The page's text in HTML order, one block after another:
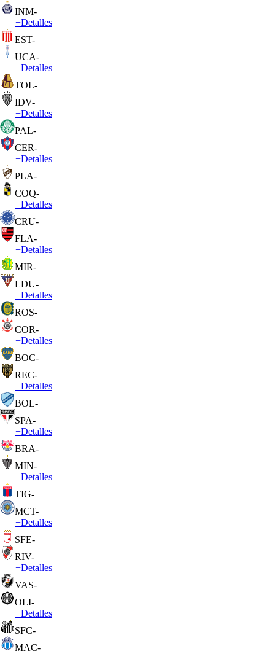
INM-
+Detalles
EST-
UCA-
+Detalles
TOL-
IDV-
+Detalles
PAL-
CER-
+Detalles
PLA-
COQ-
+Detalles
CRU-
FLA-
+Detalles
MIR-
LDU-
+Detalles
ROS-
COR-
+Detalles
BOC-
REC-
+Detalles
BOL-
SPA-
+Detalles
BRA-
MIN-
+Detalles
TIG-
MCT-
+Detalles
SFE-
RIV-
+Detalles
VAS-
OLI-
+Detalles
SFC-
MAC-